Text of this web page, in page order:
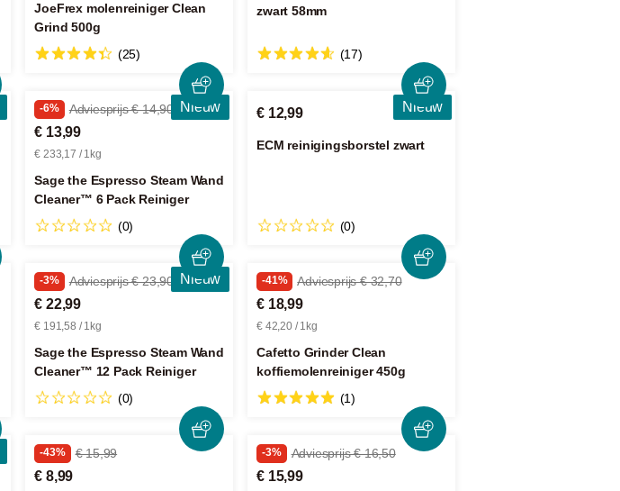
JoeFrex molenreiniger Clean
Grind 500g
(25)
zwart 58mm
(17)
Nieuw
-6% Adviesprijs € 14,90
€ 13,99
€ 233,17 / 1kg
Sage the Espresso Steam Wand
Cleaner™ 6 Pack Reiniger
(0)
Nieuw
€ 12,99
ECM reinigingsborstel zwart
(0)
Nieuw
-3% Adviesprijs € 23,90
€ 22,99
€ 191,58 / 1kg
Sage the Espresso Steam Wand
Cleaner™ 12 Pack Reiniger
(0)
-41% Adviesprijs € 32,70
€ 18,99
€ 42,20 / 1kg
Cafetto Grinder Clean
koffiemolenreiniger 450g
(1)
-43% € 15,99
€ 8,99
-3% Adviesprijs € 16,50
€ 15,99